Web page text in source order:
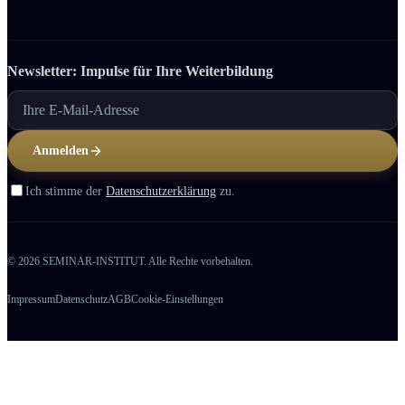
Newsletter: Impulse für Ihre Weiter­bildung
Anmelden
Ich stimme der Datenschutzerklärung zu.
© 2026 SEMINAR-INSTITUT. Alle Rechte vorbehalten.
ImpressumDatenschutzAGBCookie-Einstellungen